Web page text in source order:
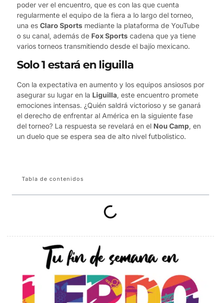
poder ver el encuentro, que es con las que cuenta
regularmente el equipo de la fiera a lo largo del torneo,
una es Claro Sports mediante la plataforma de YouTube
o su canal, además de Fox Sports cadena que ya tiene
varios torneos transmitiendo desde el bajío mexicano.
Solo 1 estará en liguilla
Con la expectativa en aumento y los equipos ansiosos por
asegurar su lugar en la Liguilla, este encuentro promete
emociones intensas. ¿Quién saldrá victorioso y se ganará
el derecho de enfrentar al América en la siguiente fase
del torneo? La respuesta se revelará en el Nou Camp, en
un duelo que se espera sea de alto nivel futbolistico.
Tabla de contenidos